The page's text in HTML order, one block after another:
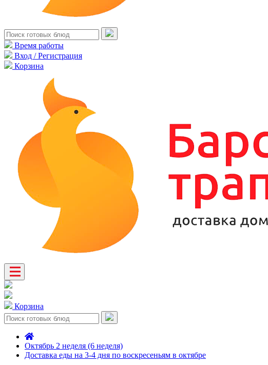
Время работы
Вход / Регистрация
Корзина
Корзина
Октябрь 2 неделя (6 неделя)
Доставка еды на 3-4 дня по воскресеньям в октябре